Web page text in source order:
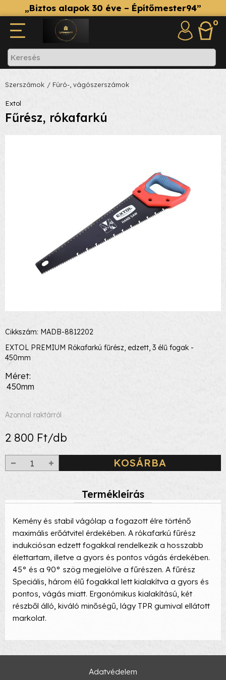
„Biztos alapok 30 éve – Építőmester94”
0
Szerszámok / Fúró-, vágószerszámok
Extol
Fűrész, rókafarkú
Cikkszám: MADB-8812202
EXTOL PREMIUM Rókafarkú fűrész, edzett, 3 élű fogak -
450mm
Méret
450mm
Azonnal raktárról
2 800 Ft/db
KOSÁRBA
Termékleírás
Kemény és stabil vágólap a fogazott élre történő
maximális erőátvitel érdekében. A rókafarkú fűrész
indukciósan edzett fogakkal rendelkezik a hosszabb
élettartam, illetve a gyors és pontos vágás érdekében.
45° és a 90° szög megjelölve a fűrészen. A fűrész
Speciális, három élű fogakkal lett kialakítva a gyors és
pontos, vágás miatt. Ergonómikus kialakítású, két
részből álló, kiváló minőségű, lágy TPR gumival ellátott
markolat.
Adatvédelem